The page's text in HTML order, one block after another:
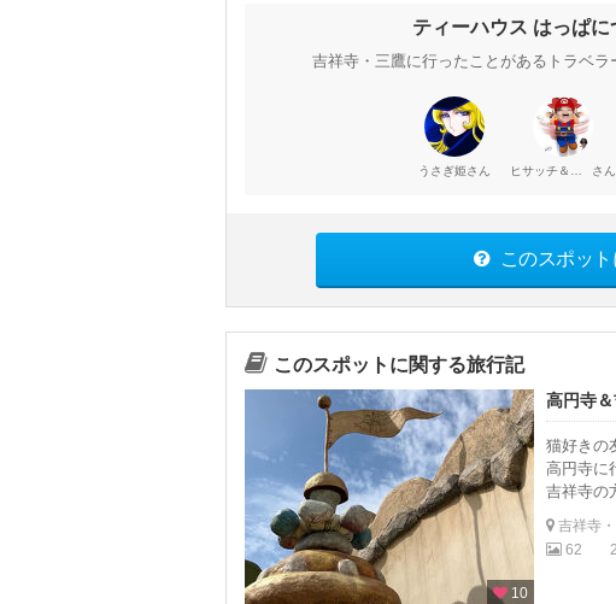
ティーハウス はっぱに
吉祥寺・三鷹に行ったことがあるトラベラ
うさぎ姫さん さん
このスポッ
このスポットに関する旅行記
10
高円寺
猫好きの
高円寺に
吉祥寺の
吉祥寺
62